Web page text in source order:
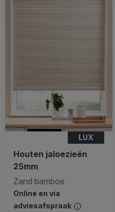
LUX
Houten jaloezieën
25mm
Zand bamboe
Online en via
adviesafspraak